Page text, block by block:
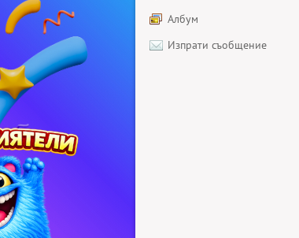
Албум
Изпрати съобщение